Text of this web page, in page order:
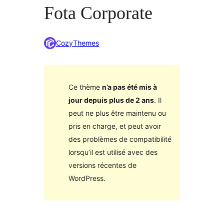
Fota Corporate
CozyThemes
Ce thème n’a pas été mis à
jour depuis plus de 2 ans. Il
peut ne plus être maintenu ou
pris en charge, et peut avoir
des problèmes de compatibilité
lorsqu’il est utilisé avec des
versions récentes de
WordPress.